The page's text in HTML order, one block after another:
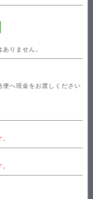
りません。
へ現金をお渡しください